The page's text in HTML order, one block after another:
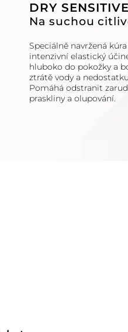
DRY
Na suchou
Speciálně navržená
intenzivní elastický
hluboko do pokožky a
ztrátě vody a
Pomáhá odstranit
praskliny a olupování.